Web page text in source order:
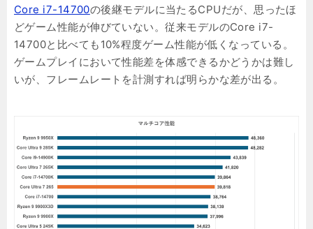
Core i7-14700の後継モデルに当たるCPUだが、思ったほ
どゲーム性能が伸びていない。従来モデルのCore i7-
14700と比べても10%程度ゲーム性能が低くなっている。
ゲームプレイにおいて性能差を体感できるかどうかは難し
いが、フレームレートを計測すれば明らかな差が出る。